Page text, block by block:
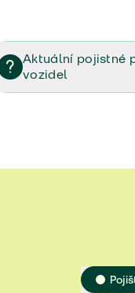
Aktuální pojistné
vozidel
Veřejný příslib -